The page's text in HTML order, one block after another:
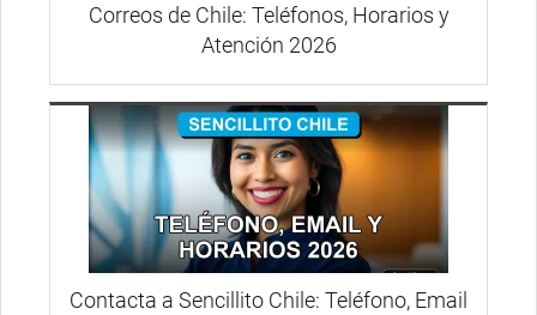
Correos de Chile: Teléfonos, Horarios y
Atención 2026
Contacta a Sencillito Chile: Teléfono, Email